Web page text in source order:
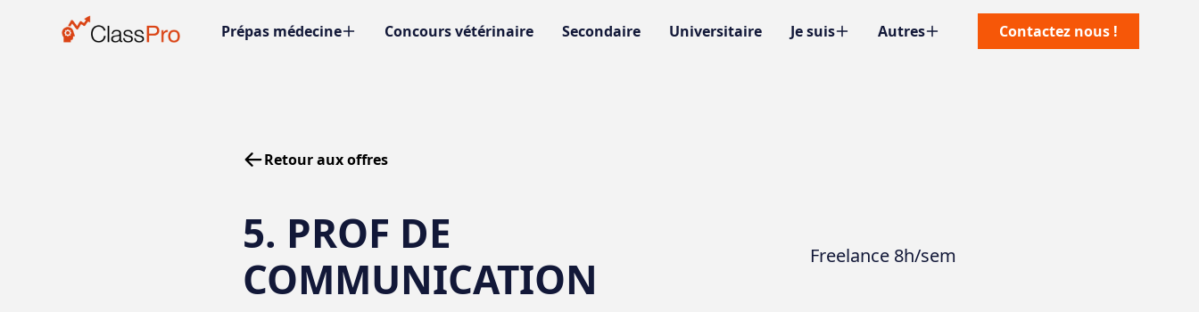
Prépas médecine Concours vétérinaire Secondaire Universitaire Je suis Autres Contactez nous !
Retour aux offres
5. PROF DE
COMMUNICATION
Freelance 8h/sem